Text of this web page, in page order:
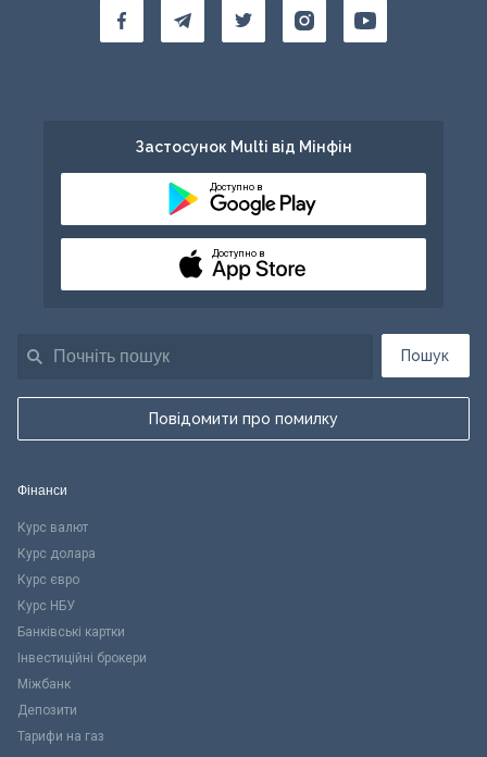
Пошук
Повідомити про помилку
Застосунок Multi від Мінфін
Доступно в
Доступно в
Фінанси
Курс валют
Курс долара
Курс євро
Курс НБУ
Банківські картки
Інвестиційні брокери
Міжбанк
Депозити
Тарифи на газ